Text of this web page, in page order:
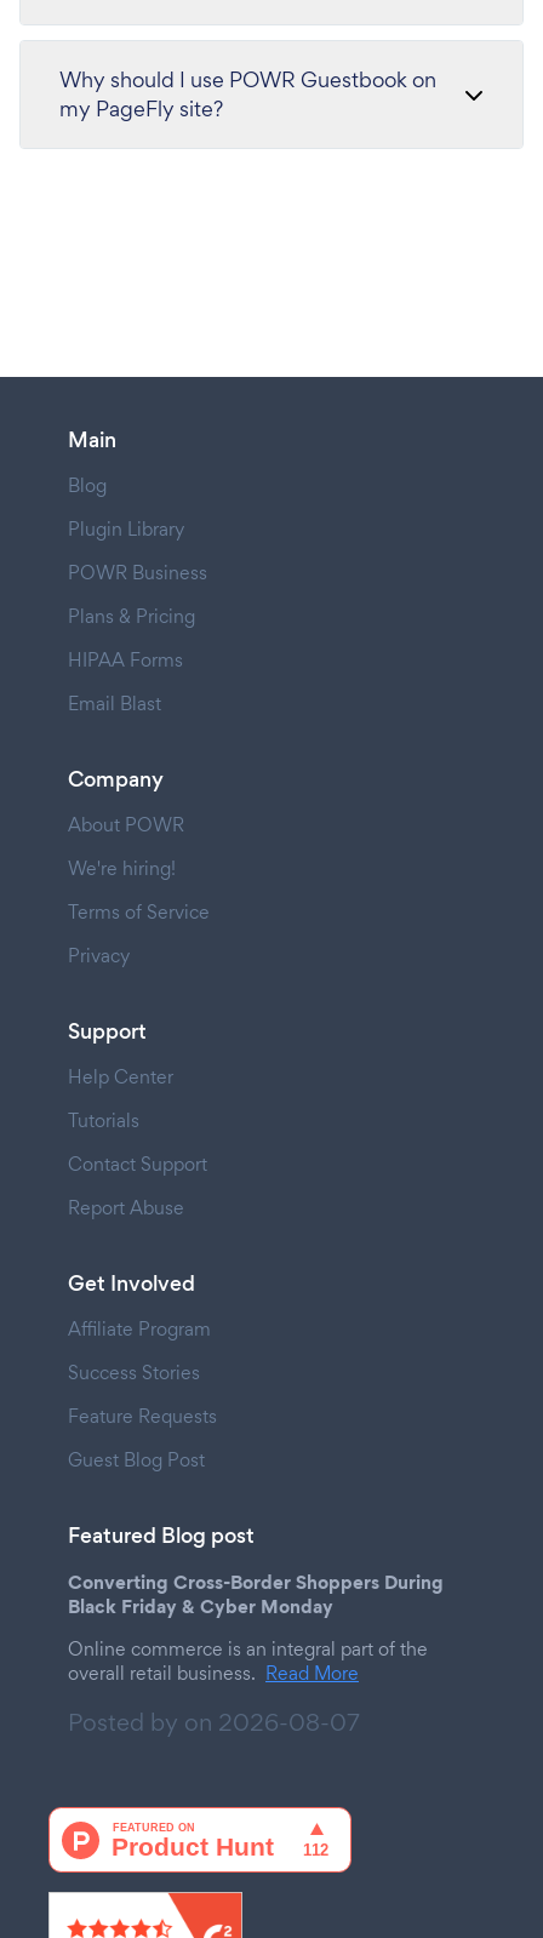
Why should I use POWR Guestbook on
my PageFly site?
Main
Blog
Plugin Library
POWR Business
Plans & Pricing
HIPAA Forms
Email Blast
Company
About POWR
We're hiring!
Terms of Service
Privacy
Support
Help Center
Tutorials
Contact Support
Report Abuse
Get Involved
Affiliate Program
Success Stories
Feature Requests
Guest Blog Post
Featured Blog post
Converting Cross-Border Shoppers During
Black Friday & Cyber Monday
Online commerce is an integral part of the
overall retail business. Read More
Posted by on 2026-08-07